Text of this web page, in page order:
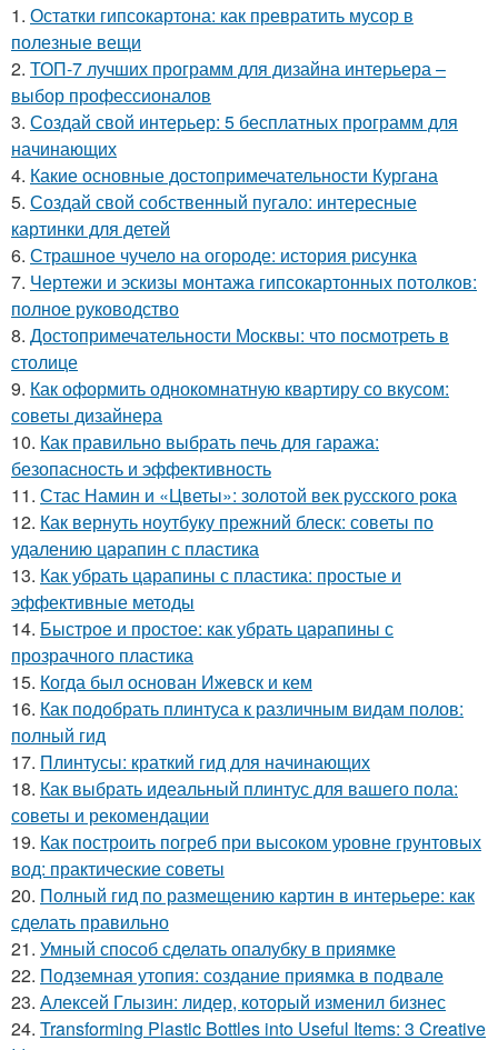
1. Остатки гипсокартона: как превратить мусор в
полезные вещи
2. ТОП-7 лучших программ для дизайна интерьера –
выбор профессионалов
3. Создай свой интерьер: 5 бесплатных программ для
начинающих
4. Какие основные достопримечательности Кургана
5. Создай свой собственный пугало: интересные
картинки для детей
6. Страшное чучело на огороде: история рисунка
7. Чертежи и эскизы монтажа гипсокартонных потолков:
полное руководство
8. Достопримечательности Москвы: что посмотреть в
столице
9. Как оформить однокомнатную квартиру со вкусом:
советы дизайнера
10. Как правильно выбрать печь для гаража:
безопасность и эффективность
11. Стас Намин и «Цветы»: золотой век русского рока
12. Как вернуть ноутбуку прежний блеск: советы по
удалению царапин с пластика
13. Как убрать царапины с пластика: простые и
эффективные методы
14. Быстрое и простое: как убрать царапины с
прозрачного пластика
15. Когда был основан Ижевск и кем
16. Как подобрать плинтуса к различным видам полов:
полный гид
17. Плинтусы: краткий гид для начинающих
18. Как выбрать идеальный плинтус для вашего пола:
советы и рекомендации
19. Как построить погреб при высоком уровне грунтовых
вод: практические советы
20. Полный гид по размещению картин в интерьере: как
сделать правильно
21. Умный способ сделать опалубку в приямке
22. Подземная утопия: создание приямка в подвале
23. Алексей Глызин: лидер, который изменил бизнес
24. Transforming Plastic Bottles into Useful Items: 3 Creative